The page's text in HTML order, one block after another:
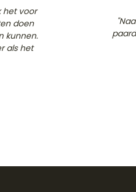
het voor
doen
kunnen.
als het